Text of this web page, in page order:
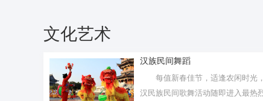
文化艺术
汉族民间舞蹈
每值新春佳节，适逢农闲时光，
汉民族民间歌舞活动随即进入最热